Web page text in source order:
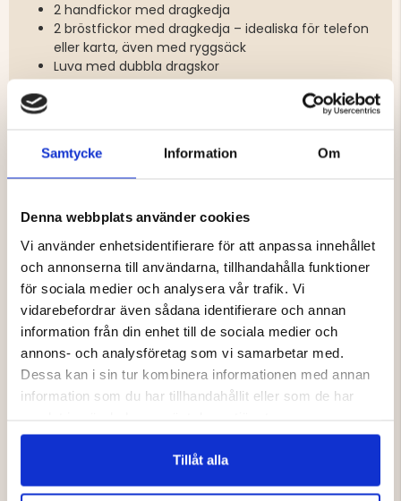
Samtycke Information Om
Denna webbplats använder cookies
Vi använder enhetsidentifierare för att anpassa innehållet
och annonserna till användarna, tillhandahålla funktioner
för sociala medier och analysera vår trafik. Vi
vidarebefordrar även sådana identifierare och annan
information från din enhet till de sociala medier och
annons- och analysföretag som vi samarbetar med.
Dessa kan i sin tur kombinera informationen med annan
information som du har tillhandahållit eller som de har
Tillåt alla
2 handfickor med dragkedja
2 bröstfickor med dragkedja – idealiska för telefon
eller karta, även med ryggsäck
Luva med dubbla dragskor
Justerbara ärmslut
Byxor:
vattenpelare)
Resår i midjan för bekväm passform
Justerbara benslut med dragkedja
Tillverkade i mycket stretchigt material (100%
polyester)
Varumärke